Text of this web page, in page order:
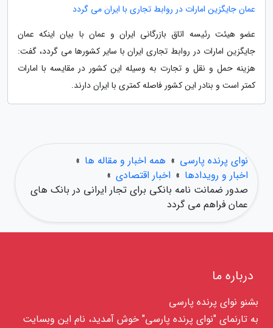
عمان جایگزین امارات در روابط تجاری با ایران می گردد
عضو هیئت رئیسه اتاق بازرگانی ایران و عمان با بیان اینکه عمان
جایگزین امارات در روابط تجاری ایران با سایر کشورها می گردد، گفت:
هزینه حمل و نقل و تجارت به وسیله این کشور در مقایسه با امارات
کمتر است و بنادر این کشور فاصله کمتری با ایران دارند.
نوای پرنده پارسی » همه اخبار و مقاله ها »
اخبار و رویدادها » اخبار اقتصادی »
صدور ضمانت نامه بانکی برای تجار ایرانی در بانک های
عمان فراهم می گردد
درباره ما
بشنو نوای پرنده پارسی
به تارنمای "نوای پرنده پارسی" خوش آمدید، نام این وبسایت